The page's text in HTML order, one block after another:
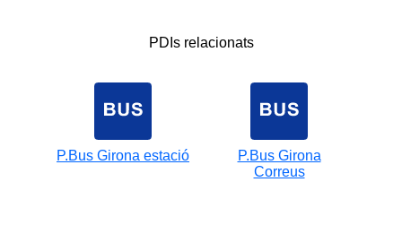
PDIs relacionats
P.Bus Girona estació
P.Bus Girona
Correus